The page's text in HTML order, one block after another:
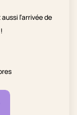
l’arrivée de